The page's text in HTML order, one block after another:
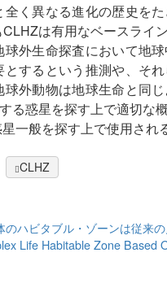
く異なる進化の歴史を
は有用なベースライ
外生命探査において地
するという推測や、そ
外動物は地球生命と同
る惑星を探す上で適切な
一般を探す上で使用され
CLHZ
のハビタブル・ゾーンは従来
Life Habitable Zone Based